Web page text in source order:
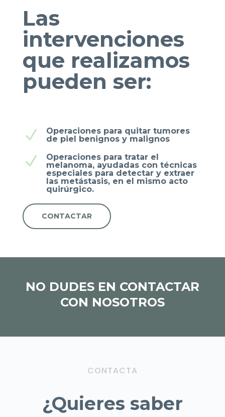
Las
intervenciones
que realizamos
pueden ser:
N
Operaciones para quitar tumores
de piel benignos y malignos
N
Operaciones para tratar el
melanoma, ayudadas con técnicas
especiales para detectar y extraer
las metástasis, en el mismo acto
quirúrgico.
CONTACTAR
NO DUDES EN CONTACTAR
CON NOSOTROS
CONTACTA
¿Quieres saber